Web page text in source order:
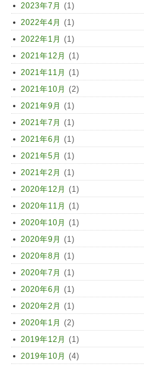
2023年7月 (1)
2022年4月 (1)
2022年1月 (1)
2021年12月 (1)
2021年11月 (1)
2021年10月 (2)
2021年9月 (1)
2021年7月 (1)
2021年6月 (1)
2021年5月 (1)
2021年2月 (1)
2020年12月 (1)
2020年11月 (1)
2020年10月 (1)
2020年9月 (1)
2020年8月 (1)
2020年7月 (1)
2020年6月 (1)
2020年2月 (1)
2020年1月 (2)
2019年12月 (1)
2019年10月 (4)